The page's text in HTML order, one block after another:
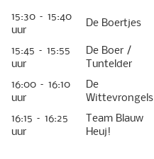
15:30 – 15:40
uur
De Boertjes
15:45 – 15:55
uur
De Boer /
Tuntelder
16:00 – 16:10
uur
De
Wittevrongels
16:15 – 16:25
uur
Team Blauw
Heuj!